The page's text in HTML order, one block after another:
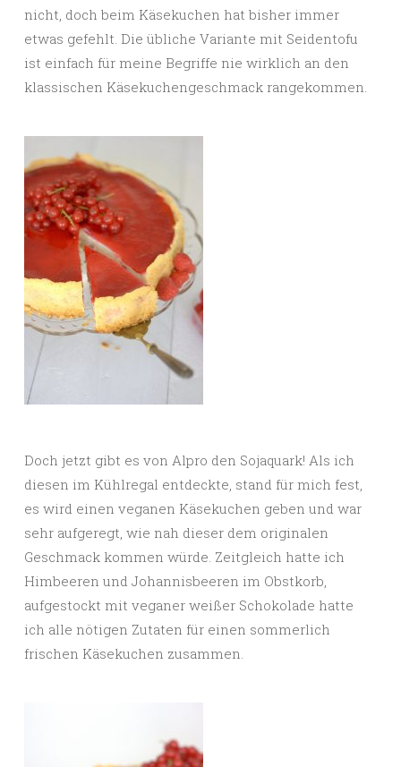
nicht, doch beim Käsekuchen hat bisher immer
etwas gefehlt. Die übliche Variante mit Seidentofu
ist einfach für meine Begriffe nie wirklich an den
klassischen Käsekuchengeschmack rangekommen.
Doch jetzt gibt es von Alpro den Sojaquark! Als ich
diesen im Kühlregal entdeckte, stand für mich fest,
es wird einen veganen Käsekuchen geben und war
sehr aufgeregt, wie nah dieser dem originalen
Geschmack kommen würde. Zeitgleich hatte ich
Himbeeren und Johannisbeeren im Obstkorb,
aufgestockt mit veganer weißer Schokolade hatte
ich alle nötigen Zutaten für einen sommerlich
frischen Käsekuchen zusammen.